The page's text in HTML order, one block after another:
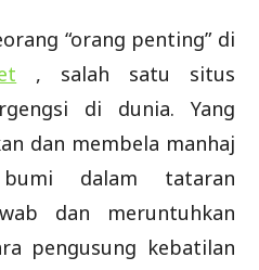
“orang penting” di
, salah satu situs
di dunia. Yang
dan membela manhaj
dalam tataran
dan meruntuhkan
pengusung kebatilan